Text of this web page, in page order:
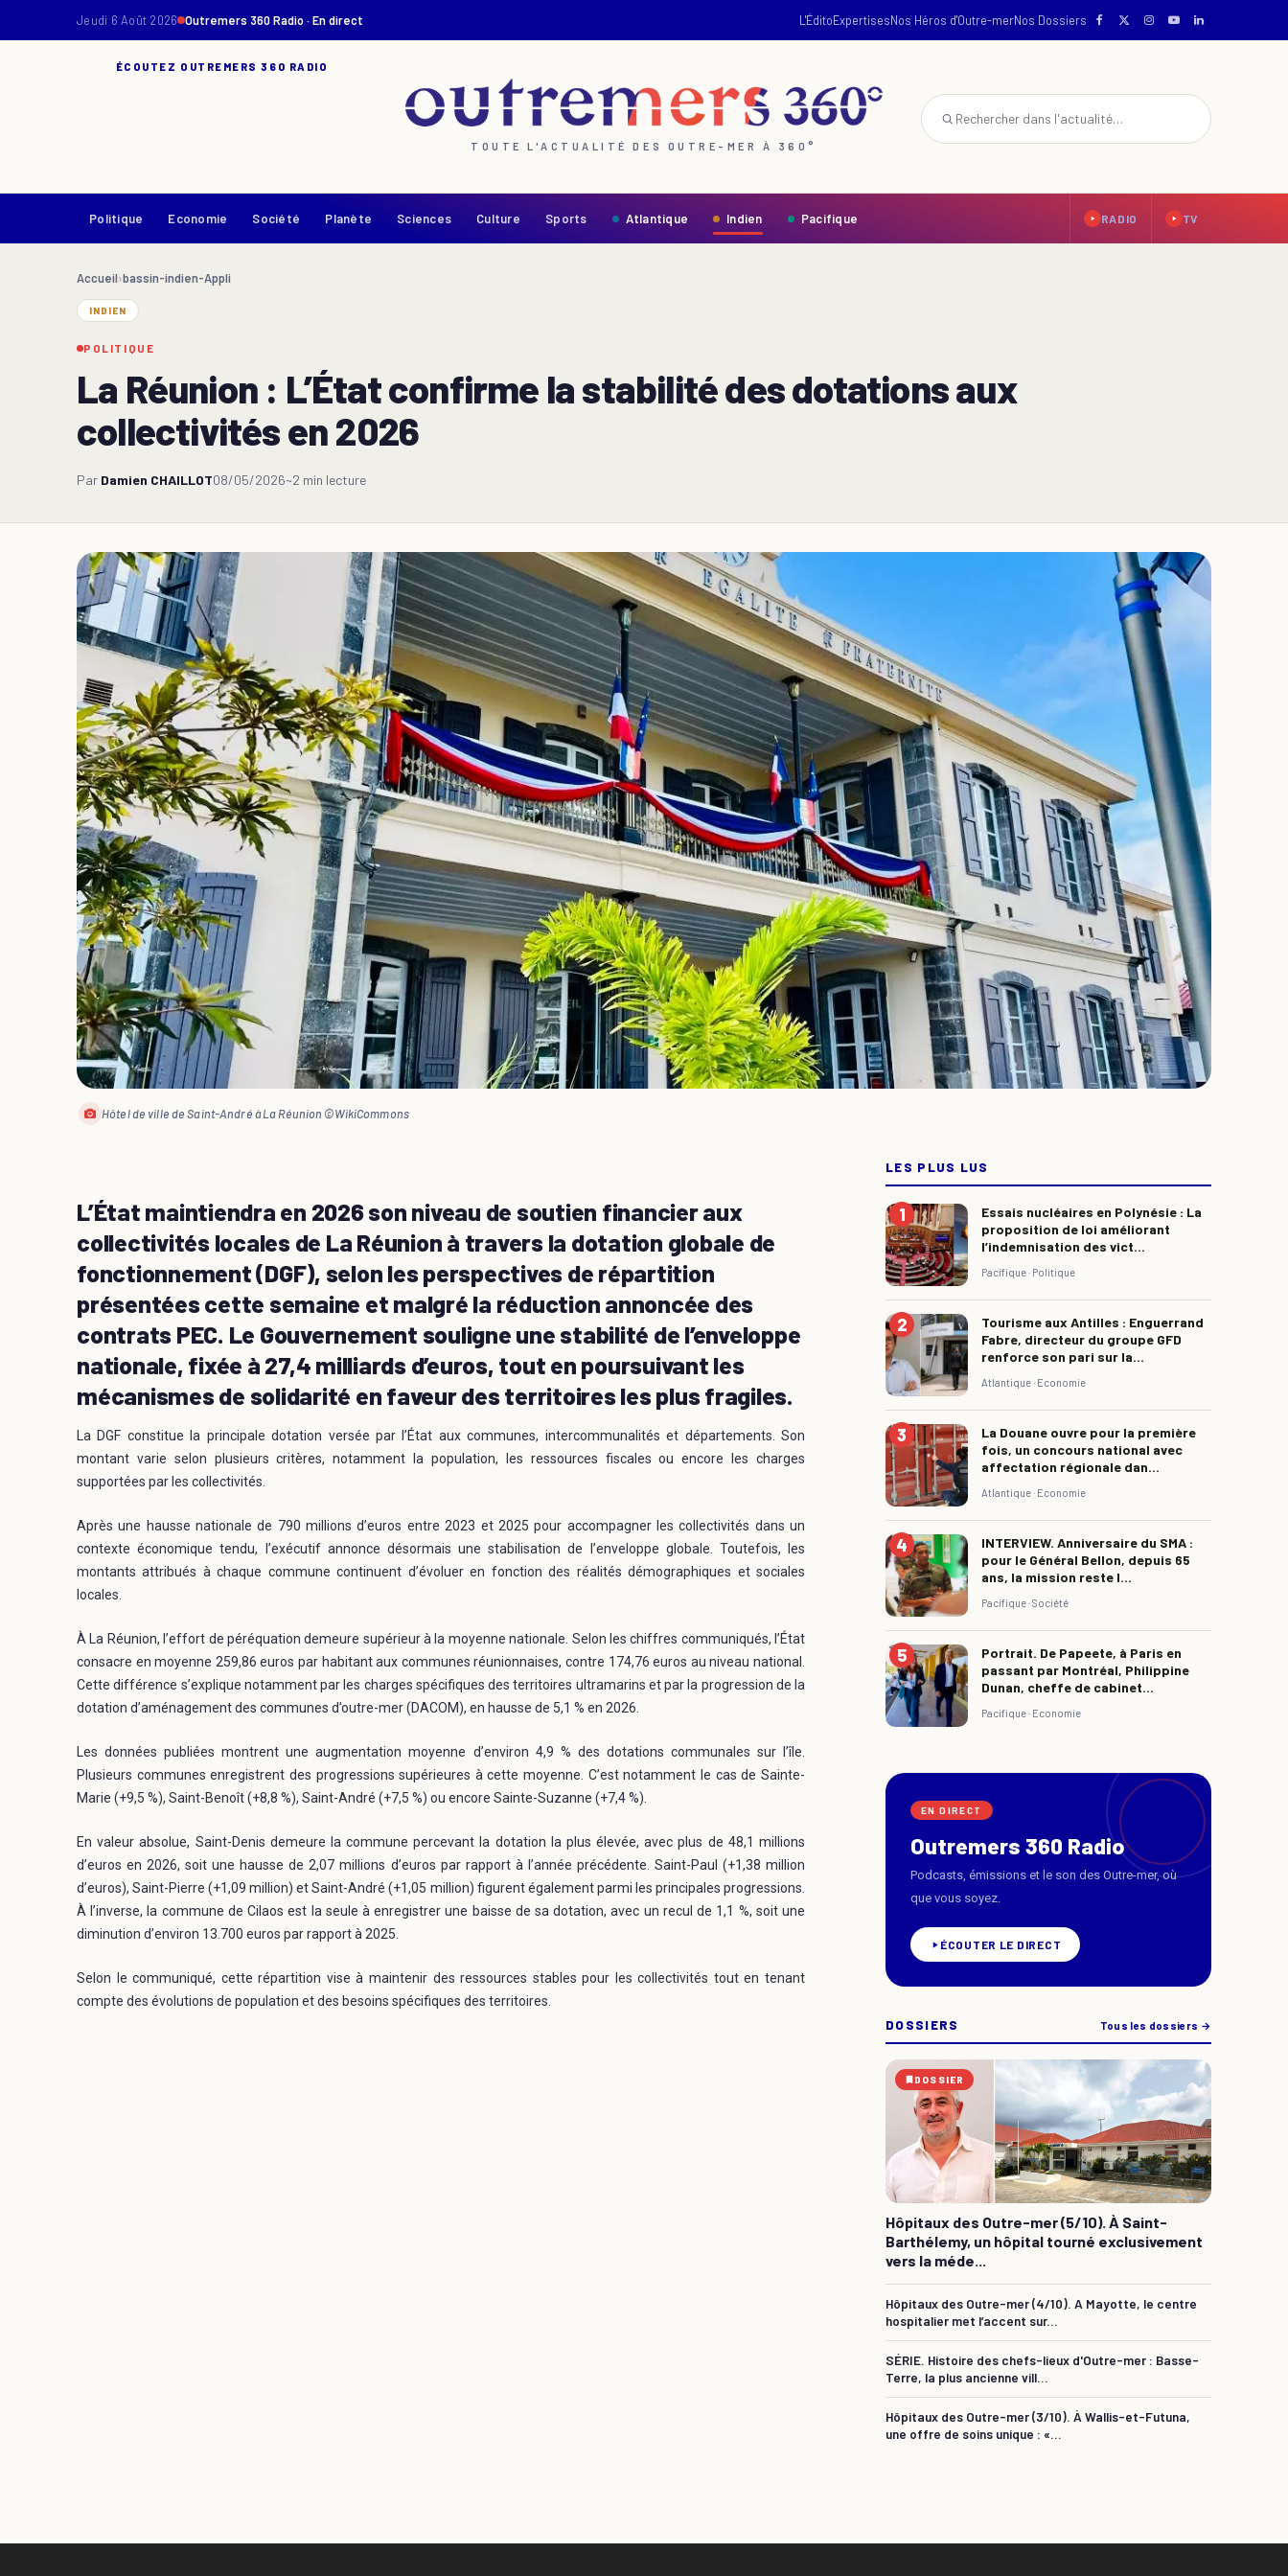
Jeudi 6 Août 2026 Outremers 360 Radio · En direct L'ÉditoExpertisesNos Héros d'Outre-merNos Dossiers
ÉCOUTEZ OUTREMERS 360 RADIO
TOUTE L'ACTUALITÉ DES OUTRE-MER À 360°
Politique Economie Société Planète Sciences Culture Sports Atlantique Indien Pacifique RADIO TV
Accueil›bassin-indien-Appli
INDIEN
POLITIQUE
La Réunion : L’État confirme la stabilité des dotations aux
collectivités en 2026
Par Damien CHAILLOT08/05/2026~2 min lecture
Hôtel de ville de Saint-André à La Réunion ©WikiCommons
L’État maintiendra en 2026 son niveau de soutien financier aux
collectivités locales de La Réunion à travers la dotation globale de
fonctionnement (DGF), selon les perspectives de répartition
présentées cette semaine et malgré la réduction annoncée des
contrats PEC. Le Gouvernement souligne une stabilité de l’enveloppe
nationale, fixée à 27,4 milliards d’euros, tout en poursuivant les
mécanismes de solidarité en faveur des territoires les plus fragiles.
La DGF constitue la principale dotation versée par l’État aux communes, intercommunalités et départements. Son
montant varie selon plusieurs critères, notamment la population, les ressources fiscales ou encore les charges
supportées par les collectivités.
Après une hausse nationale de 790 millions d’euros entre 2023 et 2025 pour accompagner les collectivités dans un
contexte économique tendu, l’exécutif annonce désormais une stabilisation de l’enveloppe globale. Toutefois, les
montants attribués à chaque commune continuent d’évoluer en fonction des réalités démographiques et sociales
locales.
À La Réunion, l’effort de péréquation demeure supérieur à la moyenne nationale. Selon les chiffres communiqués, l’État
consacre en moyenne 259,86 euros par habitant aux communes réunionnaises, contre 174,76 euros au niveau national.
Cette différence s’explique notamment par les charges spécifiques des territoires ultramarins et par la progression de la
dotation d’aménagement des communes d’outre-mer (DACOM), en hausse de 5,1 % en 2026.
Les données publiées montrent une augmentation moyenne d’environ 4,9 % des dotations communales sur l’île.
Plusieurs communes enregistrent des progressions supérieures à cette moyenne. C’est notamment le cas de Sainte-
Marie (+9,5 %), Saint-Benoît (+8,8 %), Saint-André (+7,5 %) ou encore Sainte-Suzanne (+7,4 %).
En valeur absolue, Saint-Denis demeure la commune percevant la dotation la plus élevée, avec plus de 48,1 millions
d’euros en 2026, soit une hausse de 2,07 millions d’euros par rapport à l’année précédente. Saint-Paul (+1,38 million
d’euros), Saint-Pierre (+1,09 million) et Saint-André (+1,05 million) figurent également parmi les principales progressions.
À l’inverse, la commune de Cilaos est la seule à enregistrer une baisse de sa dotation, avec un recul de 1,1 %, soit une
diminution d’environ 13.700 euros par rapport à 2025.
Selon le communiqué, cette répartition vise à maintenir des ressources stables pour les collectivités tout en tenant
compte des évolutions de population et des besoins spécifiques des territoires.
LES PLUS LUS
Essais nucléaires en Polynésie : La
proposition de loi améliorant
l’indemnisation des vict...
Pacifique · Politique
Tourisme aux Antilles : Enguerrand
Fabre, directeur du groupe GFD
renforce son pari sur la...
Atlantique · Economie
La Douane ouvre pour la première
fois, un concours national avec
affectation régionale dan...
Atlantique · Economie
INTERVIEW. Anniversaire du SMA :
pour le Général Bellon, depuis 65
ans, la mission reste l...
Pacifique ·Société
Portrait. De Papeete, à Paris en
passant par Montréal, Philippine
Dunan, cheffe de cabinet...
Pacifique · Economie
EN DIRECT
Outremers 360 Radio
Podcasts, émissions et le son des Outre-mer, où
que vous soyez.
ÉCOUTER LE DIRECT
DOSSIERS Tous les dossiers →
DOSSIER
Hôpitaux des Outre-mer (5/10). À Saint-
Barthélemy, un hôpital tourné exclusivement
vers la méde...
Hôpitaux des Outre-mer (4/10). A Mayotte, le centre
hospitalier met l’accent sur...
SÉRIE. Histoire des chefs-lieux d'Outre-mer : Basse-
Terre, la plus ancienne vill...
Hôpitaux des Outre-mer (3/10). À Wallis-et-Futuna,
une offre de soins unique : «...